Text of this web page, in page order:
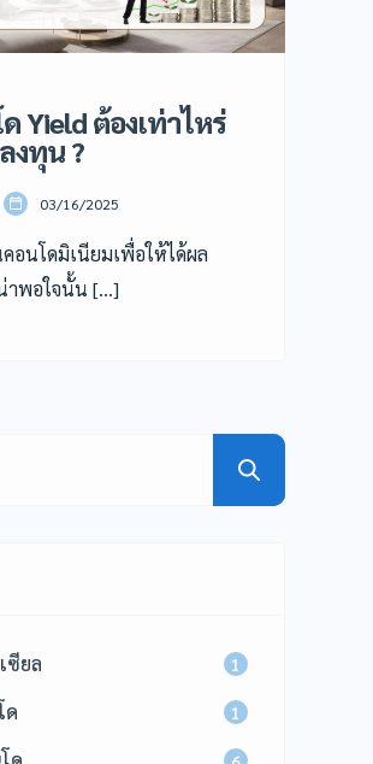
Yield ต้องเท่าไหร่
งทุน ?
03/16/2025
อนโดมิเนียมเพื่อให้ได้ผล
พอใจนั้น […]
ซียล 1
ด 1